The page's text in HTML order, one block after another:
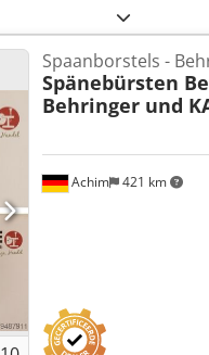
Achim 421 km
Spaanborstels -
Spänebürsten
Behringer und